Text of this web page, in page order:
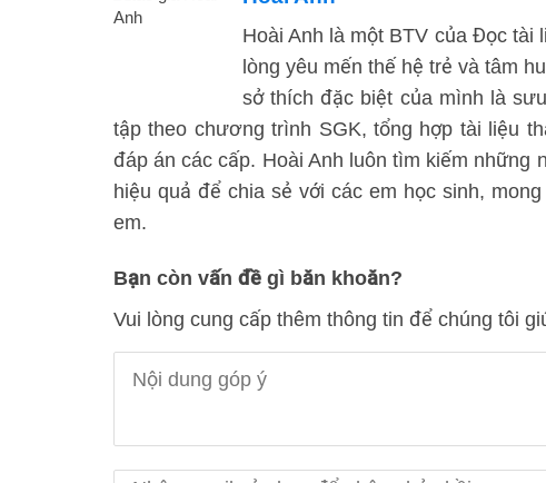
Hoài Anh là một BTV của Đọc tài
lòng yêu mến thế hệ trẻ và tâm
sở thích đặc biệt của mình là
tập theo chương trình SGK, tổng hợp tài liệu
đáp án các cấp. Hoài Anh luôn tìm kiếm
hiệu quả để chia sẻ với các em học sinh,
em.
Bạn còn vấn đề gì băn khoăn?
Vui lòng cung cấp thêm thông tin để chúng tôi